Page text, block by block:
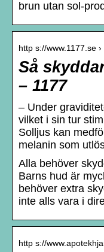
brun utan sol-
http s://www.1177.se
Så
– 1177
– Under
vilket i sin tur
Solljus kan
melanin som
Alla behöver
Barns hud är
behöver extra
inte alls vara i
http s://